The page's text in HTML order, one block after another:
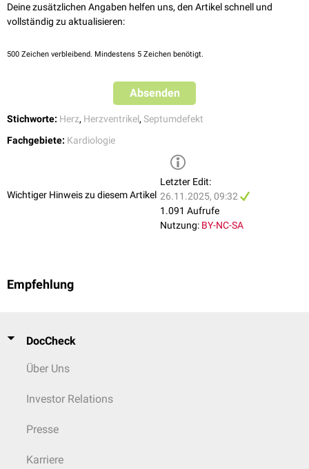
Deine zusätzlichen Angaben helfen uns, den Artikel schnell und
vollständig zu aktualisieren:
500 Zeichen verbleibend. Mindestens 5 Zeichen benötigt.
Absenden
Stichworte: Herz, Herzventrikel, Septumdefekt
Fachgebiete: Kardiologie
Wichtiger Hinweis zu diesem Artikel
Letzter Edit:
26.11.2025, 09:32
1.091 Aufrufe
Nutzung: BY-NC-SA
Empfehlung
DocCheck
Über Uns
Investor Relations
Presse
Karriere